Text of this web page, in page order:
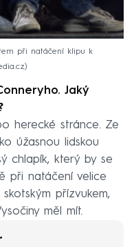
při natáčení klipu k
Jaký
herecké stránce. Ze
úžasnou lidskou
chlapík, který by se
při natáčení velice
přízvukem,
měl mít.